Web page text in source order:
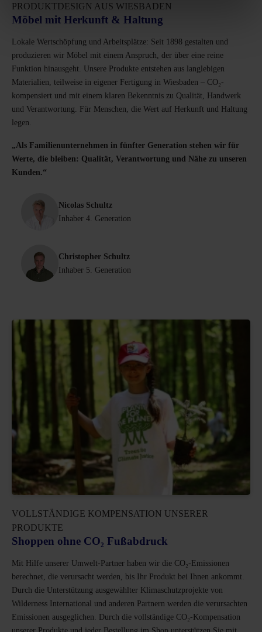
PRODUKTDESIGN AUS WIESBADEN
Möbel mit Herkunft & Haltung
Lokale Wertschöpfung und Arbeitsplätze: Seit 1898 gestalten und
produzieren wir Möbel mit einem Anspruch, der über eine reine
Funktion hinausgeht. Unsere Produkte entstehen aus langlebigen
Materialien, teilweise in eigener Fertigung in Wiesbaden – CO₂-
kompensiert und mit einem klaren Bekenntnis zu Qualität, Handwerk
und Verantwortung. Für Menschen, die Wert auf Herkunft und Haltung
legen.
„Als Familienunternehmen in fünfter Generation stehen wir für
Werte, die bleiben: Qualität, Verantwortung und Nähe zu unseren
Kunden.“
Nicolas Schultz
Inhaber 4. Generation
Christopher Schultz
Inhaber 5. Generation
VOLLSTÄNDIGE KOMPENSATION UNSERER
PRODUKTE
Shoppen ohne CO₂ Fußabdruck
Mit Hilfe unserer Umwelt-Partner haben wir die CO₂-Emissionen
berechnet, die verursacht werden, bis Ihr Produkt bei Ihnen ankommt.
Durch die Unterstützung ausgewählter Klimaschutzprojekte von
Wilderness International und anderen Partnern werden die verursachten
Emissionen ausgeglichen. Durch die vollständige CO₂-Kompensation